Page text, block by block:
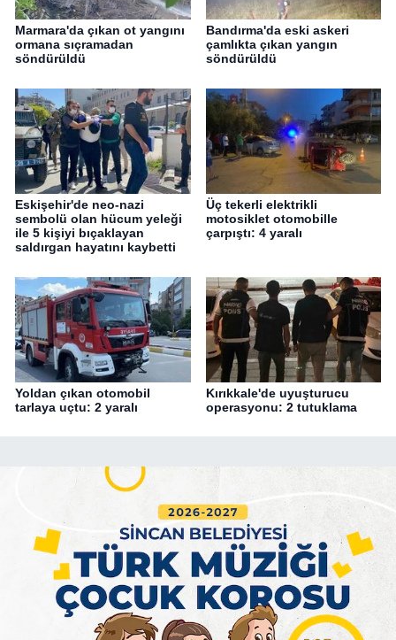
Marmara'da çıkan ot yangını
ormana sıçramadan
söndürüldü
Bandırma'da eski askeri
çamlıkta çıkan yangın
söndürüldü
Eskişehir'de neo-nazi
sembolü olan hücum yeleği
ile 5 kişiyi bıçaklayan
saldırgan hayatını kaybetti
Üç tekerli elektrikli
motosiklet otomobille
çarpıştı: 4 yaralı
Yoldan çıkan otomobil
tarlaya uçtu: 2 yaralı
Kırıkkale'de uyuşturucu
operasyonu: 2 tutuklama